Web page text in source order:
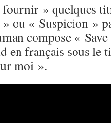
» quelques
ou « Suspicion »
compose «
en français sous le
moi ».